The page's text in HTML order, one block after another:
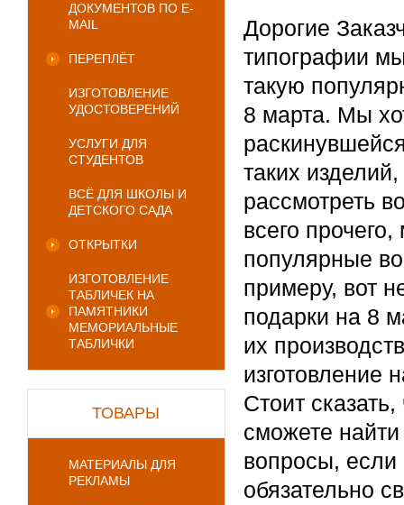
ДОКУМЕНТОВ ПО E-
MAIL
ПЕРЕПЛЁТ
ИЗГОТОВЛЕНИЕ
УДОСТОВЕРЕНИЙ
УСЛУГИ ДЛЯ
СТУДЕНТОВ
ВСЁ ДЛЯ ШКОЛЫ И
ДЕТСКОГО САДА
ОТКРЫТКИ
ИЗГОТОВЛЕНИЕ
ТАБЛИЧЕК НА
ПАМЯТНИКИ
МЕМОРИАЛЬНЫЕ
ТАБЛИЧКИ
ТОВАРЫ
МАТЕРИАЛЫ ДЛЯ
РЕКЛАМЫ
Дорогие
типографии
такую
8 марта. Мы
таких
рассмотреть
всего
популярные
примеру, вот
подарки на 8
их
изготовление
Стоит
сможете
вопросы,
обязательно